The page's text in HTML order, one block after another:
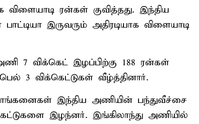
ரன்கள் குவித்தது. இந்திய
இருவரும் அதிரடியாக விளையாடி
7 விக்கெட் இழப்பிற்கு 188 ரன்கள்
3 விக்கெட்டுகள் வீழ்த்தினார்.
இந்திய அணியின் பந்துவீச்சை
இழந்னர். இங்கிலாந்து அணியில்